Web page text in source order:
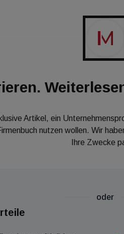
in einem regulierten Markt
sich auch auf einige unserer
von Vonovia. "Mittel- und
verstärken: die
Artikel, ein
nutzen wollen. Wir
Ihre Zwecke
oder